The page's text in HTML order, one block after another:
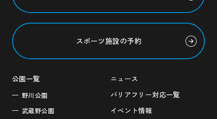
スポーツ施設の予約
公園一覧
野川公園
武蔵野公園
ニュース
バリアフリー対応一覧
イベント情報